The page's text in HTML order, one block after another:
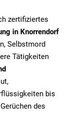
zertifiziertes
in Knorrendorf
Selbstmord
Tätigkeiten
bis
des